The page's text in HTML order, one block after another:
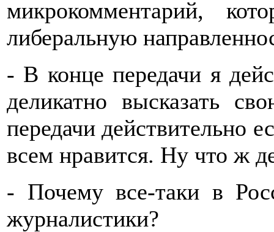
микрокомментарий,
либеральную
- В конце передачи я
деликатно высказать
передачи действительно
всем нравится. Ну что ж
- Почему все-таки в
журналистики?